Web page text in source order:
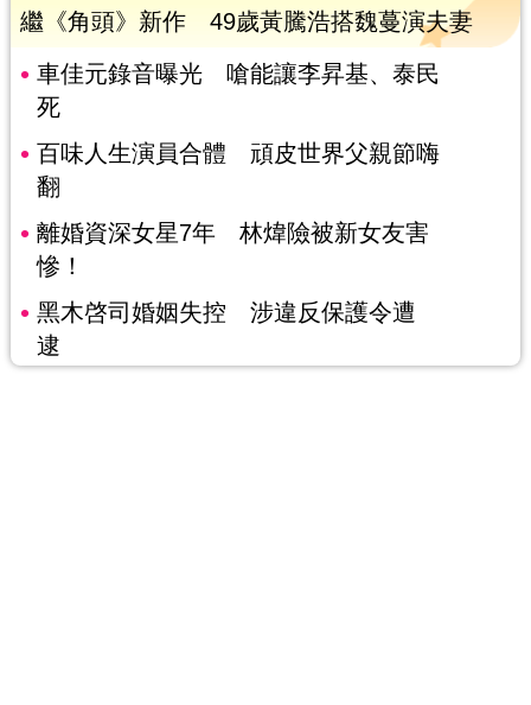
繼《角頭》新作 49歲黃騰浩搭魏蔓演夫妻
車佳元錄音曝光 嗆能讓李昇基、泰民
死
百味人生演員合體 頑皮世界父親節嗨
翻
離婚資深女星7年 林煒險被新女友害
慘！
黑木啓司婚姻失控 涉違反保護令遭
逮